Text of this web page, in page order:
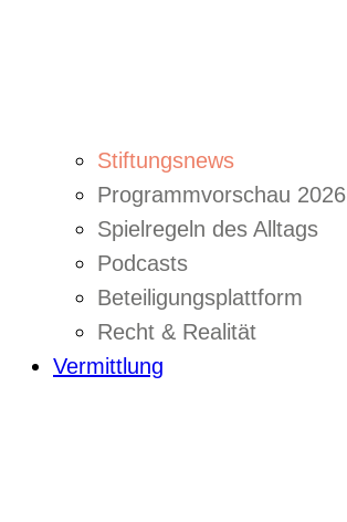
Stiftungsnews
Programmvorschau 2026
Spielregeln des Alltags
Podcasts
Beteiligungsplattform
Recht & Realität
Vermittlung